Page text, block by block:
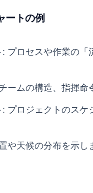
ートの例
: プロセスや作業の「
ームの構造、指揮命
: プロジェクトのスケ
や天候の分布を示し